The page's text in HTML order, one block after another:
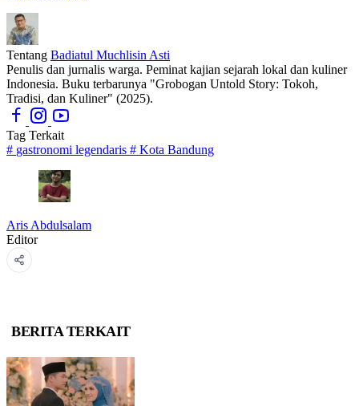
Tentang Badiatul Muchlisin Asti
Penulis dan jurnalis warga. Peminat kajian sejarah lokal dan kuliner
Indonesia. Buku terbarunya "Grobogan Untold Story: Tokoh,
Tradisi, dan Kuliner" (2025).
Tag Terkait
# gastronomi legendaris # Kota Bandung
Aris Abdulsalam
Editor
BERITA TERKAIT